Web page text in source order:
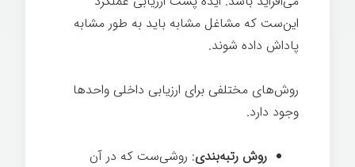
این‌ست که مشاغل مشابه باید به طور مشابه
پاداش داده شوند.
روش‌های مختلفی برای ارزیابی داخلی واحدها
وجود دارد.
روش رتبه‌بندی: روشی‌ست که در آن